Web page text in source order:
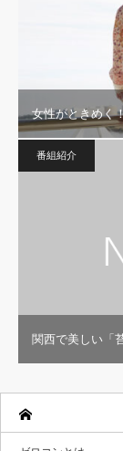
女性がときめく
番組紹介
関西で美しい「